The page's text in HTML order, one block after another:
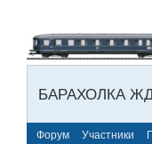
БАРАХОЛКА
Форум Участники